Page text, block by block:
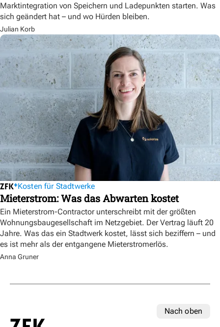
Marktintegration von Speichern und Ladepunkten starten. Was
sich geändert hat – und wo Hürden bleiben.
Julian Korb
Kosten für Stadtwerke
Mieterstrom: Was das Abwarten kostet
Ein Mieterstrom-Contractor unterschreibt mit der größten
Wohnungsbaugesellschaft im Netzgebiet. Der Vertrag läuft 20
Jahre. Was das ein Stadtwerk kostet, lässt sich beziffern – und
es ist mehr als der entgangene Mieterstromerlös.
Anna Gruner
Nach oben